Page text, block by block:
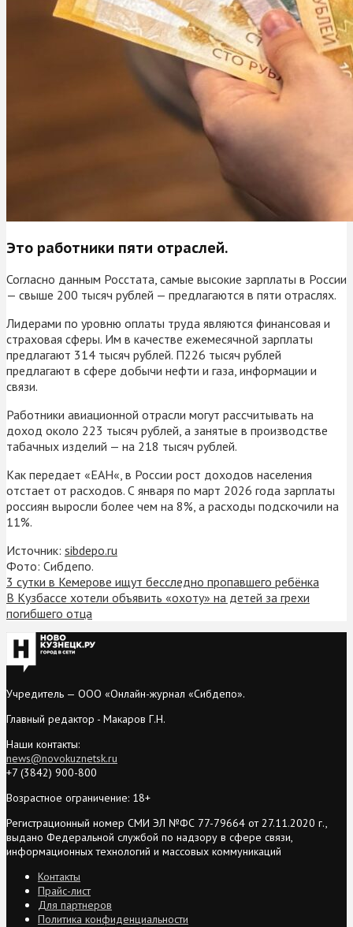
Это работники пяти отраслей.
Согласно данным Росстата, самые высокие зарплаты в России
— свыше 200 тысяч рублей — предлагаются в пяти отраслях.
Лидерами по уровню оплаты труда являются финансовая и
страховая сферы. Им в качестве ежемесячной зарплаты
предлагают 314 тысяч рублей. П226 тысяч рублей
предлагают в сфере добычи нефти и газа, информации и
связи.
Работники авиационной отрасли могут рассчитывать на
доход около 223 тысяч рублей, а занятые в производстве
табачных изделий — на 218 тысяч рублей.
Как передает «ЕАН«, в России рост доходов населения
отстает от расходов. С января по март 2026 года зарплаты
россиян выросли более чем на 8%, а расходы подскочили на
11%.
Источник: sibdepo.ru
Фото: Сибдепо.
3 сутки в Кемерове ищут бесследно пропавшего ребёнка
В Кузбассе хотели объявить «охоту» на детей за грехи
погибшего отца
Учредитель — ООО «Онлайн-журнал «Сибдепо».
Главный редактор - Макаров Г.Н.
Наши контакты:
news@novokuznetsk.ru
+7 (3842) 900-800
Возрастное ограничение: 18+
Регистрационный номер СМИ ЭЛ №ФС 77-79664 от 27.11.2020 г.,
выдано Федеральной службой по надзору в сфере связи,
информационных технологий и массовых коммуникаций
Контакты
Прайс-лист
Для партнеров
Политика конфиденциальности